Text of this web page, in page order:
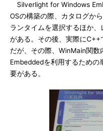
Silverlight for Windows
OSの構築の際、カタログか
ランタイムを選択するほか
がある。その後、実際に
だが、その際、WinMain関
Embeddedを利用するため
要がある。